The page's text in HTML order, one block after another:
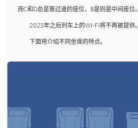
而C和D总是靠过道的座位，B是则是中间座位。
2023年之后列车上的Wi-Fi将不再被提供。
下面将介绍不同坐席的特点。